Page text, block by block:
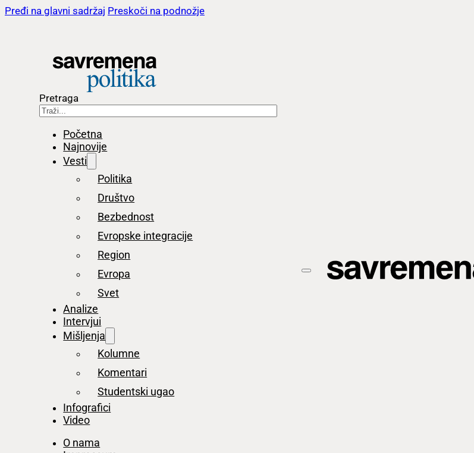
Pređi na glavni sadržaj Preskoči na podnožje
Pretraga
Početna
Najnovije
Vesti
Politika
Društvo
Bezbednost
Evropske integracije
Region
Evropa
Svet
Analize
Intervjui
Mišljenja
Kolumne
Komentari
Studentski ugao
Infografici
Video
O nama